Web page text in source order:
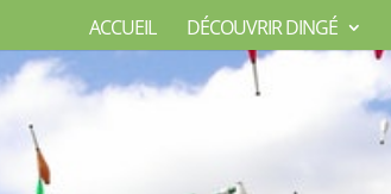
ACCUEIL DÉCOUVRIR DINGÉ